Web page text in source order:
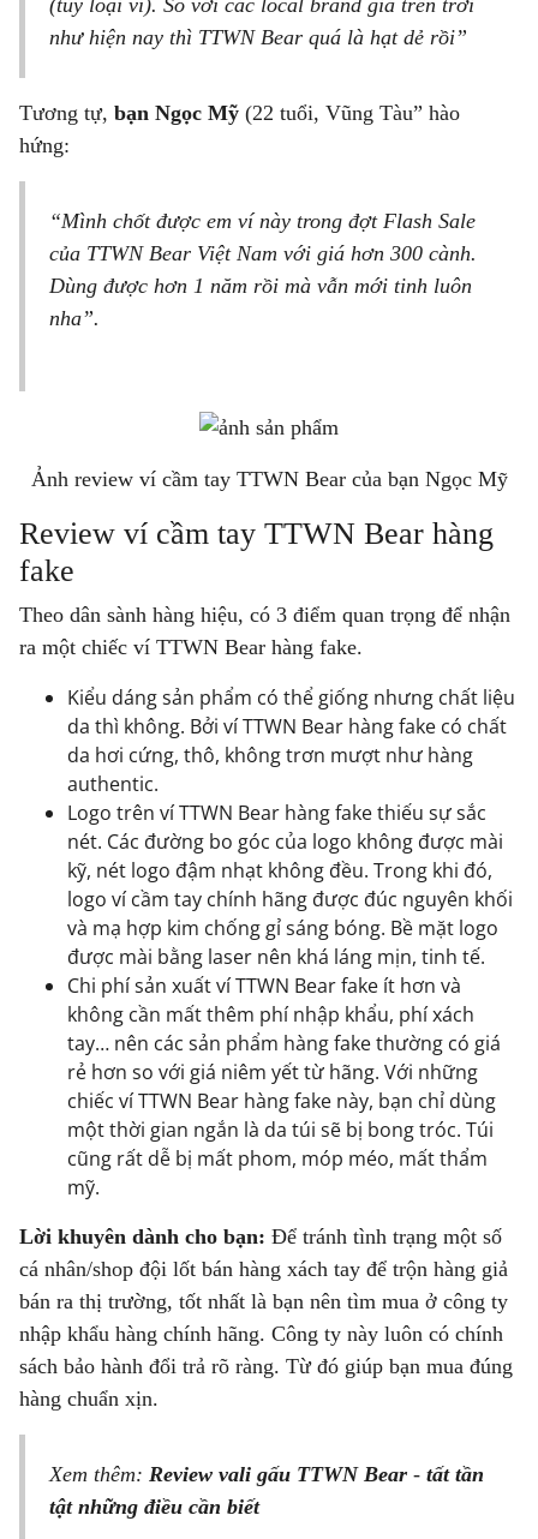
như hiện nay thì TTWN Bear quá là hạt dẻ rồi”
Tương tự, bạn Ngọc Mỹ (22 tuổi, Vũng Tàu” hào
hứng:
“Mình chốt được em ví này trong đợt Flash Sale
của TTWN Bear Việt Nam với giá hơn 300 cành.
Dùng được hơn 1 năm rồi mà vẫn mới tinh luôn
nha”.
Ảnh review ví cầm tay TTWN Bear của bạn Ngọc Mỹ
Review ví cầm tay TTWN Bear hàng
fake
Theo dân sành hàng hiệu, có 3 điểm quan trọng để nhận
ra một chiếc ví TTWN Bear hàng fake.
Kiểu dáng sản phẩm có thể giống nhưng chất liệu
da thì không. Bởi ví TTWN Bear hàng fake có chất
da hơi cứng, thô, không trơn mượt như hàng
authentic.
Logo trên ví TTWN Bear hàng fake thiếu sự sắc
nét. Các đường bo góc của logo không được mài
kỹ, nét logo đậm nhạt không đều. Trong khi đó,
logo ví cầm tay chính hãng được đúc nguyên khối
và mạ hợp kim chống gỉ sáng bóng. Bề mặt logo
được mài bằng laser nên khá láng mịn, tinh tế.
Chi phí sản xuất ví TTWN Bear fake ít hơn và
không cần mất thêm phí nhập khẩu, phí xách
tay… nên các sản phẩm hàng fake thường có giá
rẻ hơn so với giá niêm yết từ hãng. Với những
chiếc ví TTWN Bear hàng fake này, bạn chỉ dùng
một thời gian ngắn là da túi sẽ bị bong tróc. Túi
cũng rất dễ bị mất phom, móp méo, mất thẩm
mỹ.
Lời khuyên dành cho bạn: Để tránh tình trạng một số
cá nhân/shop đội lốt bán hàng xách tay để trộn hàng giả
bán ra thị trường, tốt nhất là bạn nên tìm mua ở công ty
nhập khẩu hàng chính hãng. Công ty này luôn có chính
sách bảo hành đổi trả rõ ràng. Từ đó giúp bạn mua đúng
hàng chuẩn xịn.
Xem thêm: Review vali gấu TTWN Bear - tất tần
tật những điều cần biết